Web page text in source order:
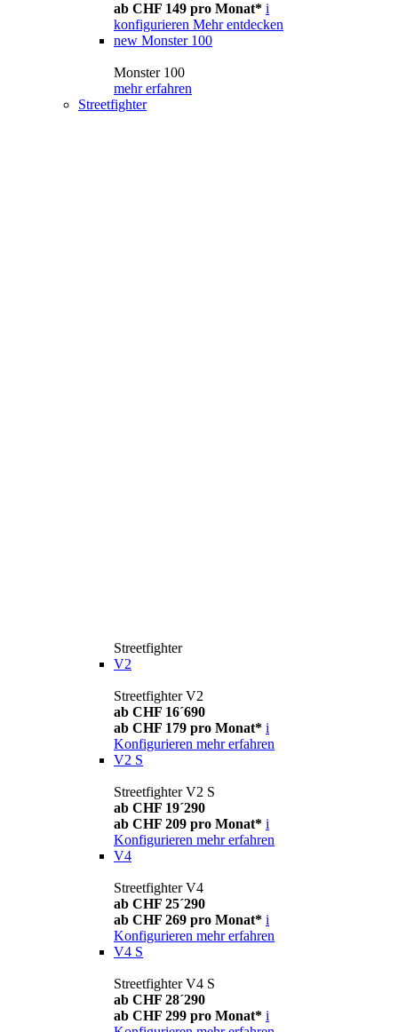
ab CHF 149 pro Monat* i
konfigurieren Mehr entdecken
new Monster 100
Monster 100
mehr erfahren
Streetfighter
Streetfighter
V2
Streetfighter V2
ab CHF 16´690
ab CHF 179 pro Monat* i
Konfigurieren mehr erfahren
V2 S
Streetfighter V2 S
ab CHF 19´290
ab CHF 209 pro Monat* i
Konfigurieren mehr erfahren
V4
Streetfighter V4
ab CHF 25´290
ab CHF 269 pro Monat* i
Konfigurieren mehr erfahren
V4 S
Streetfighter V4 S
ab CHF 28´290
ab CHF 299 pro Monat* i